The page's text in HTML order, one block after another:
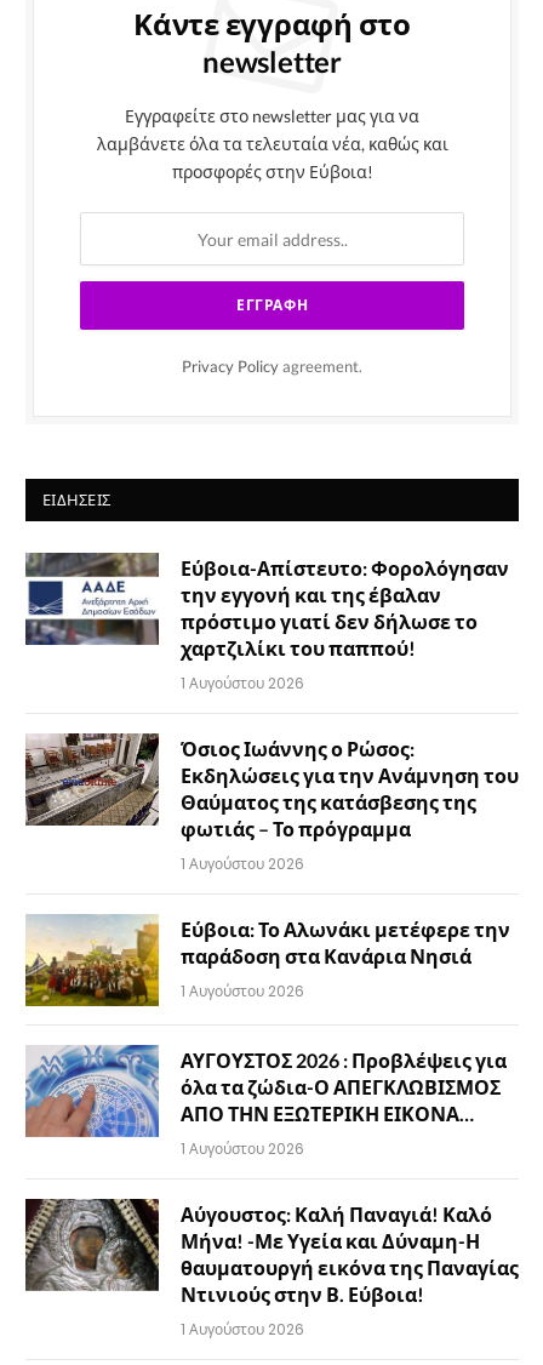
Κάντε εγγραφή στο
newsletter
Εγγραφείτε στο newsletter μας για να
λαμβάνετε όλα τα τελευταία νέα, καθώς και
προσφορές στην Εύβοια!
Privacy Policy agreement.
ΕΙΔΉΣΕΙΣ
Εύβοια-Απίστευτο: Φορολόγησαν
την εγγονή και της έβαλαν
πρόστιμο γιατί δεν δήλωσε το
χαρτζιλίκι του παππού!
1 Αυγούστου 2026
Όσιος Ιωάννης ο Ρώσος:
Εκδηλώσεις για την Ανάμνηση του
Θαύματος της κατάσβεσης της
φωτιάς – Το πρόγραμμα
1 Αυγούστου 2026
Εύβοια: Το Αλωνάκι μετέφερε την
παράδοση στα Κανάρια Νησιά
1 Αυγούστου 2026
ΑΥΓΟΥΣΤΟΣ 2026 : Προβλέψεις για
όλα τα ζώδια-Ο ΑΠΕΓΚΛΩΒΙΣΜΟΣ
ΑΠΟ ΤΗΝ ΕΞΩΤΕΡΙΚΗ ΕΙΚΟΝΑ…
1 Αυγούστου 2026
Αύγουστος: Καλή Παναγιά! Καλό
Μήνα! -Με Υγεία και Δύναμη-Η
θαυματουργή εικόνα της Παναγίας
Ντινιούς στην Β. Εύβοια!
1 Αυγούστου 2026